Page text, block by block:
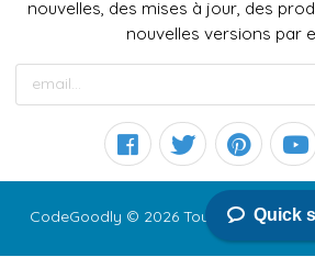
nouvelles, des mises à jour, des
nouvelles versions par
CodeGoodly © 2026 Tous droitsQuick